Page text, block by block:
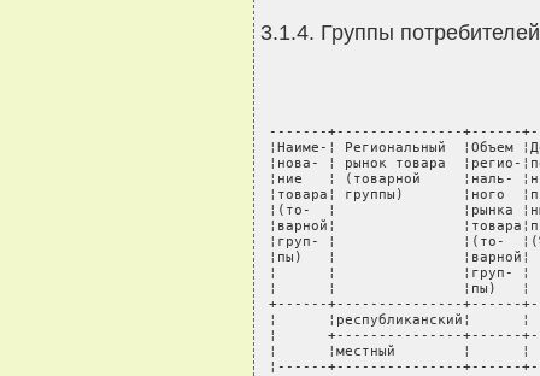
3.1.4. Группы
-------+---------------+------
¦Наиме-¦ Региональный
¦нова- ¦ рынок товара  ¦регио-
¦ние   ¦ (товарной     ¦наль-
¦товара¦ группы)       ¦ного
¦(то-  ¦               ¦рынка
¦варной¦
¦груп- ¦               ¦(то-
¦пы)   ¦
¦      ¦               ¦груп-
¦      ¦               ¦пы)
+------+---------------+------
¦
¦      +---------------+------
¦      ¦местный        ¦
¦------+---------------+------